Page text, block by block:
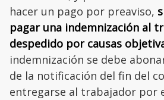
hacer un pago por preaviso,
pagar una indemnización al
despedido por causas
indemnización se debe
de la notificación del fin del
entregarse al trabajador por